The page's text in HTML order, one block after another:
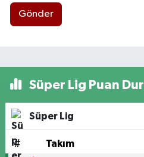
Gönder
Süper Lig Puan
Süper Lig
# Takım